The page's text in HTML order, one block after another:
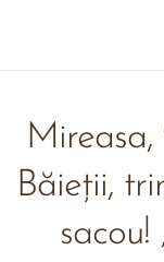
Mireasa,
Băieții,
sacou!